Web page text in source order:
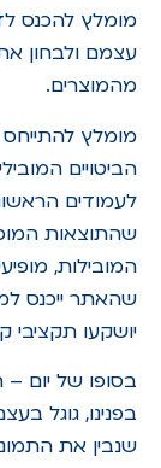
מומלץ להכנס
עצמם ולבחון
מהמוצרים.
מומלץ
הביטויים
לעמודים
שהתוצאות
המובילות,
שהאתר ייכנס
יושקעו תקציבי
בסופו של יום –
בפנינו, גוגל
שנבין את